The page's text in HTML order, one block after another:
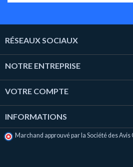
RÉSEAUX SOCIAUX
NOTRE ENTREPRISE
VOTRE COMPTE
INFORMATIONS
Marchand approuvé par la Société des Avis